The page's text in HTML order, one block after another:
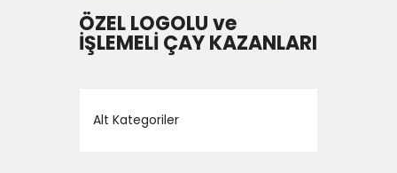
ÖZEL LOGOLU ve
İŞLEMELİ ÇAY KAZANLARI
Alt Kategoriler